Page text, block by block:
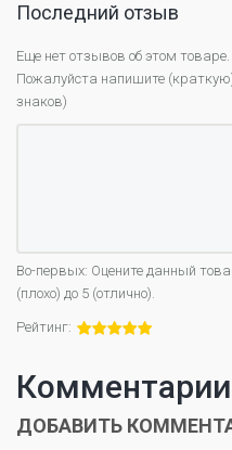
Последний отзыв
Еще нет отзывов об этом товаре.
Пожалуйста напишите
знаков)
Во-первых: Оцените данный
(плохо) до 5 (отлично).
Рейтинг:
Комментарии
ДОБАВИТЬ